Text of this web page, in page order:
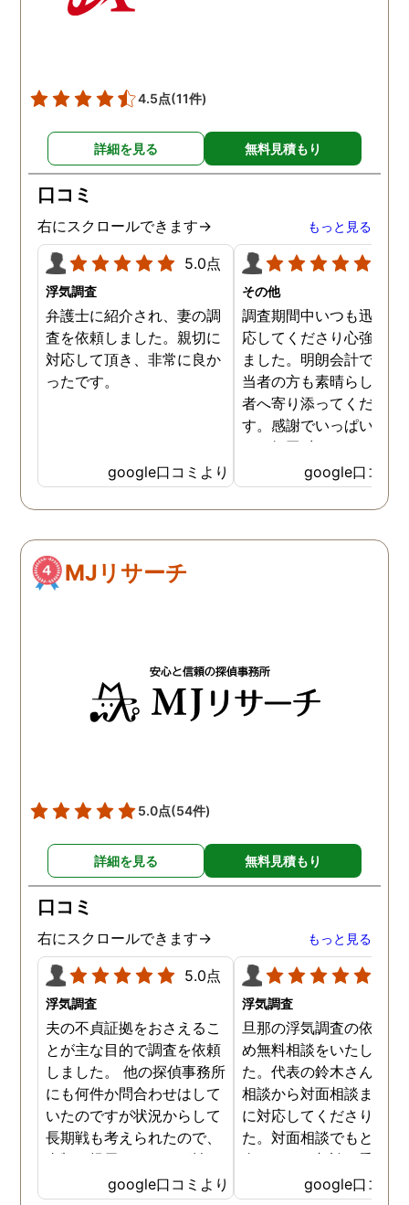
4.5点(11件)
詳細を見る 無料見積もり
口コミ
右にスクロールできます→ もっと見る
5.0点
浮気調査
弁護士に紹介され、妻の調
査を依頼しました。親切に
対応して頂き、非常に良か
ったです。
google口コミより
その他
調査期間中いつも迅速に
応してくださり心強く感
ました。明朗会計ですし
当者の方も素晴らしく依
者へ寄り添ってください
す。感謝でいっぱいです
あッ毎回 出して頂いた
茶が美味しくてさらに「
ッ」と一息つけていまし
笑
google口コミ
MJリサーチ
5.0点(54件)
詳細を見る 無料見積もり
口コミ
右にスクロールできます→ もっと見る
5.0点
浮気調査
夫の不貞証拠をおさえるこ
とが主な目的で調査を依頼
しました。 他の探偵事務所
にも何件か問合わせはして
いたのですが状況からして
長期戦も考えられたので、
金額を提示されそれが払え
ないとそもそも相談もでき
google口コミより
浮気調査
旦那の浮気調査の依頼の
め無料相談をいたしまし
た。代表の鈴木さんが電
相談から対面相談まです
に対応してくださりまし
た。対面相談でもとても
身になって相談に乗って
ださりすぐに契約といっ
google口コミ